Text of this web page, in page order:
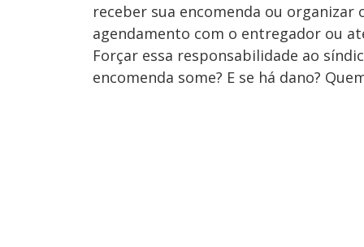
receber sua encomenda ou
agendamento com o entregador ou
Forçar essa responsabilidade ao
encomenda some? E se há dano?